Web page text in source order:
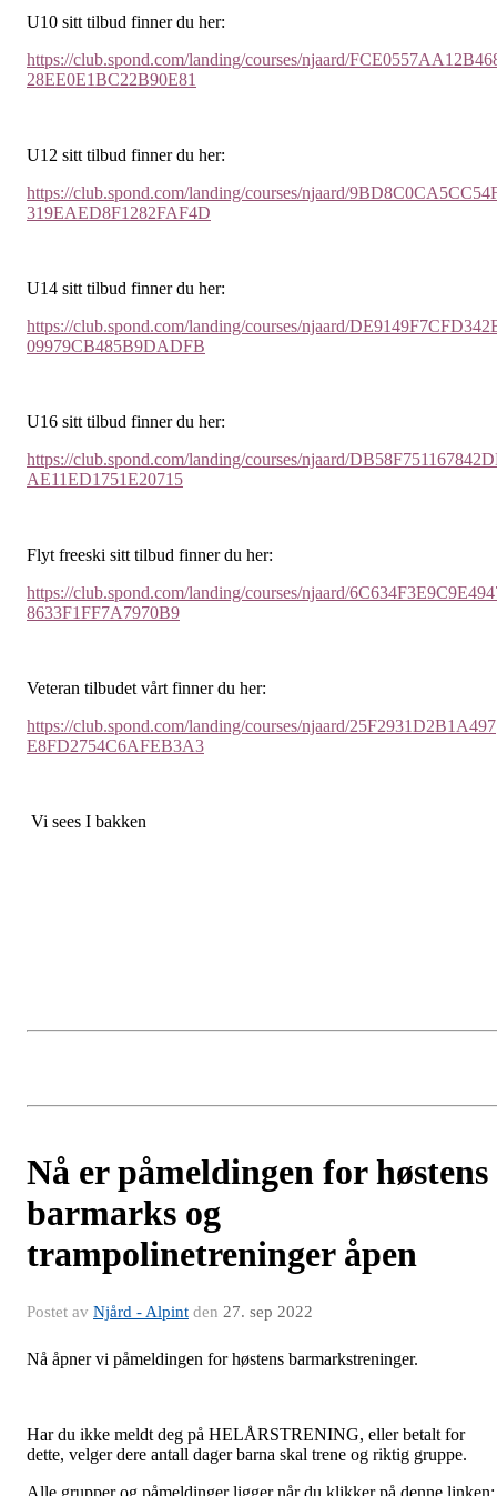
U10 sitt tilbud finner du her:
https://club.spond.com/landing/courses/njaard/
28EE0E1BC22B90E81
U12 sitt tilbud finner du her:
https://club.spond.com/landing/courses/njaard/
319EAED8F1282FAF4D
U14 sitt tilbud finner du her:
https://club.spond.com/landing/courses/njaard/
09979CB485B9DADFB
U16 sitt tilbud finner du her:
https://club.spond.com/landing/courses/njaard/
AE11ED1751E20715
Flyt freeski sitt tilbud finner du her:
https://club.spond.com/landing/courses/njaard/
8633F1FF7A7970B9
Veteran tilbudet vårt finner du her:
https://club.spond.com/landing/courses/njaard/25F2931D2B1A497
E8FD2754C6AFEB3A3
Vi sees I bakken
Nå er påmeldingen for høstens
barmarks og
trampolinetreninger åpen
Postet av Njård - Alpint den 27. sep 2022
Nå åpner vi påmeldingen for høstens barmarkstreninger.
Har du ikke meldt deg på HELÅRSTRENING, eller betalt for
dette, velger dere antall dager barna skal trene og riktig gruppe.